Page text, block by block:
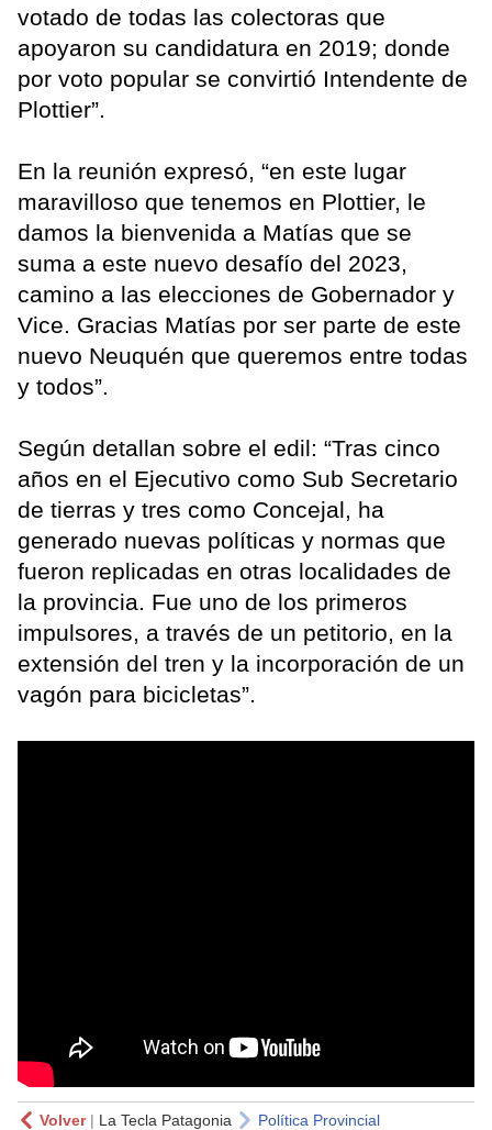
votado de todas las colectoras que
apoyaron su candidatura en 2019; donde
por voto popular se convirtió Intendente de
Plottier”.
En la reunión expresó, “en este lugar
maravilloso que tenemos en Plottier, le
damos la bienvenida a Matías que se
suma a este nuevo desafío del 2023,
camino a las elecciones de Gobernador y
Vice. Gracias Matías por ser parte de este
nuevo Neuquén que queremos entre todas
y todos”.
Según detallan sobre el edil: “Tras cinco
años en el Ejecutivo como Sub Secretario
de tierras y tres como Concejal, ha
generado nuevas políticas y normas que
fueron replicadas en otras localidades de
la provincia. Fue uno de los primeros
impulsores, a través de un petitorio, en la
extensión del tren y la incorporación de un
vagón para bicicletas”.
Volver| La Tecla Patagonia Política Provincial